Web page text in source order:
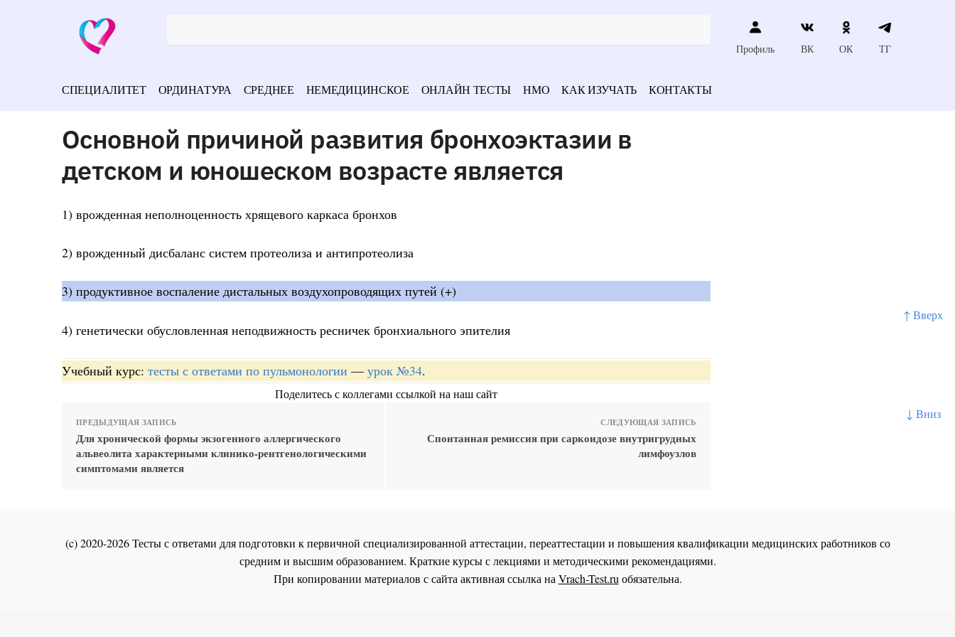
↑ Вверх
↓ Вниз
Профиль ВК ОК ТГ
СПЕЦИАЛИТЕТ ОРДИНАТУРА СРЕДНЕЕ НЕМЕДИЦИНСКОЕ ОНЛАЙН ТЕСТЫ НМО КАК ИЗУЧАТЬ КОНТАКТЫ
Основной причиной развития бронхоэктазии в
детском и юношеском возрасте является
1) врожденная неполноценность хрящевого каркаса бронхов
2) врожденный дисбаланс систем протеолиза и антипротеолиза
3) продуктивное воспаление дистальных воздухопроводящих путей (+)
4) генетически обусловленная неподвижность ресничек бронхиального эпителия
Учебный курс: тесты с ответами по пульмонологии — урок №34.
Поделитесь с коллегами ссылкой на наш сайт
ПРЕДЫДУЩАЯ ЗАПИСЬ
Для хронической формы экзогенного аллергического
альвеолита характерными клинико-рентгенологическими
симптомами является
СЛЕДУЮЩАЯ ЗАПИСЬ
Спонтанная ремиссия при саркоидозе внутригрудных
лимфоузлов
(c) 2020-2026 Тесты с ответами для подготовки к первичной специализированной аттестации, переаттестации и повышения квалификации медицинских работников со
средним и высшим образованием. Краткие курсы с лекциями и методическими рекомендациями.
При копировании материалов с сайта активная ссылка наVrach-Test.ruобязательна.